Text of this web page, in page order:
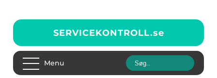
SERVICEKONTROLL.se
Menu